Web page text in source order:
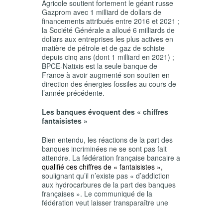
Agricole soutient fortement le géant russe
Gazprom avec 1 milliard de dollars de
financements attribués entre 2016 et 2021 ;
la Société Générale a alloué 6 milliards de
dollars aux entreprises les plus actives en
matière de pétrole et de gaz de schiste
depuis cinq ans (dont 1 milliard en 2021) ;
BPCE-Natixis est la seule banque de
France à avoir augmenté son soutien en
direction des énergies fossiles au cours de
l’année précédente.
Les banques évoquent des « chiffres
fantaisistes »
Bien entendu, les réactions de la part des
banques incriminées ne se sont pas fait
attendre. La fédération française bancaire a
qualifié ces chiffres de « fantaisistes »,
soulignant qu’il n’existe pas « d’addiction
aux hydrocarbures de la part des banques
françaises ». Le communiqué de la
fédération veut laisser transparaître une